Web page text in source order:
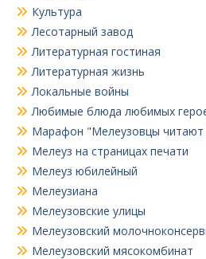
Культура
Лесотарный завод
Литературная гостиная
Литературная жизнь
Локальные войны
Любимые блюда любимых
Марафон "Мелеузовцы
Мелеуз на страницах печати
Мелеуз юбилейный
Мелеузиана
Мелеузовские улицы
Мелеузовский
Мелеузовский мясокомбинат